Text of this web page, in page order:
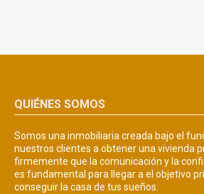
QUIÉNES SOMOS
Somos una inmobiliaria creada bajo el
nuestros clientes a obtener una vivienda
firmemente que la comunicación y la
es fundamental para llegar a el objetivo
conseguir la casa de tus sueños.